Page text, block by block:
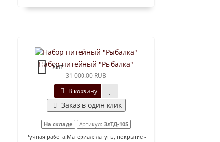
Хит
Набор питейный "Рыбалка"
31 000.00 RUB
В корзину
Заказ в один клик
На складе Артикул: ЗлТД-105
Ручная работа.Материал: латунь, покрытие -